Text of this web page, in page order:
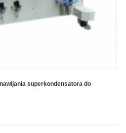
superkondensatora do